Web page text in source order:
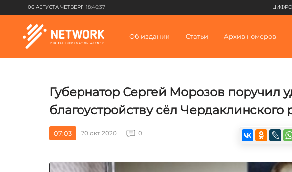
06 АВГУСТА ЧЕТВЕРГ 18:46:37
Об издании Статьи Архив номеров
Губернатор Сергей Морозов поручил
благоустройству сёл Чердаклинского
07:03 20 окт 2020 0